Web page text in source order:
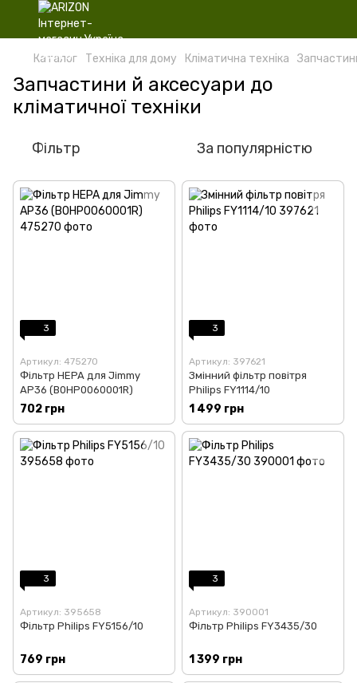
Каталог Техніка для дому Кліматична техніка
Запчастини й аксесуари до
кліматичної техніки
Фільтр За популярністю
3
Артикул: 475270
Фільтр HEPA для Jimmy
AP36 (B0HP0060001R)
702 грн
3
Артикул: 397621
Змінний фільтр повітря
Philips FY1114/10
1 499 грн
3
Артикул: 395658
Фільтр Philips FY5156/10
769 грн
3
Артикул: 390001
Фільтр Philips FY3435/30
1 399 грн